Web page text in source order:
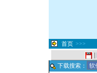
首页 >>>
下载搜索：